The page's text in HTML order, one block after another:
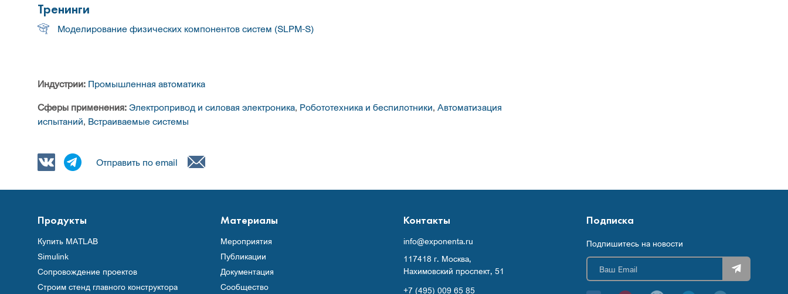
Тренинги
Моделирование физических компонентов систем (SLPM-S)
Индустрии: Промышленная автоматика
Сферы применения: Электропривод и силовая электроника, Робототехника и беспилотники, Автоматизация
испытаний, Встраиваемые системы
Отправить по email
Продукты
Купить MATLAB
Simulink
Сопровождение проектов
Строим стенд главного конструктора
Материалы
Мероприятия
Публикации
Документация
Сообщество
Контакты
info@exponenta.ru
117418 г. Москва,
Нахимовский проспект, 51
+7 (495) 009 65 85
Подписка
Подпишитесь на новости